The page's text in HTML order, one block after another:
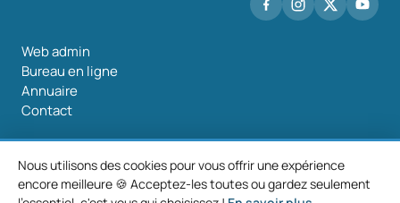
Web admin
Bureau en ligne
Annuaire
Contact
©2026 Mancomunidade O Salnés
Nous utilisons des cookies pour vous offrir une expérience
encore meilleure 🍪 Acceptez-les toutes ou gardez seulement